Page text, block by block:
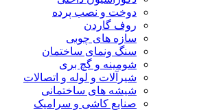
دوخت و نصب پرده
روف گاردن
سازه های چوبی
سنگ ونمای ساختمان
شومینه و گچ بری
شیرآلات و لوله و اتصالات
شیشه های ساختمانی
صنایع کاشی و سرامیک